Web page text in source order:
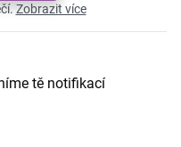
Zobrazit více
tě notifikací